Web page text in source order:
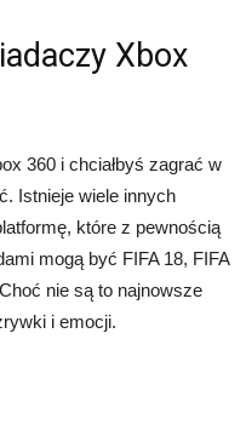
Xbox
360 i chciałbyś zagrać w
Istnieje wiele innych
które z pewnością
mogą być FIFA 18, FIFA
nie są to najnowsze
i emocji.